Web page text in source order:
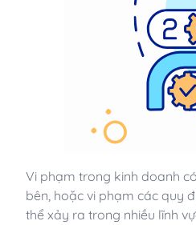
Vi phạm trong kinh doanh
bên, hoặc vi phạm các quy
thể xảy ra trong nhiều lĩnh